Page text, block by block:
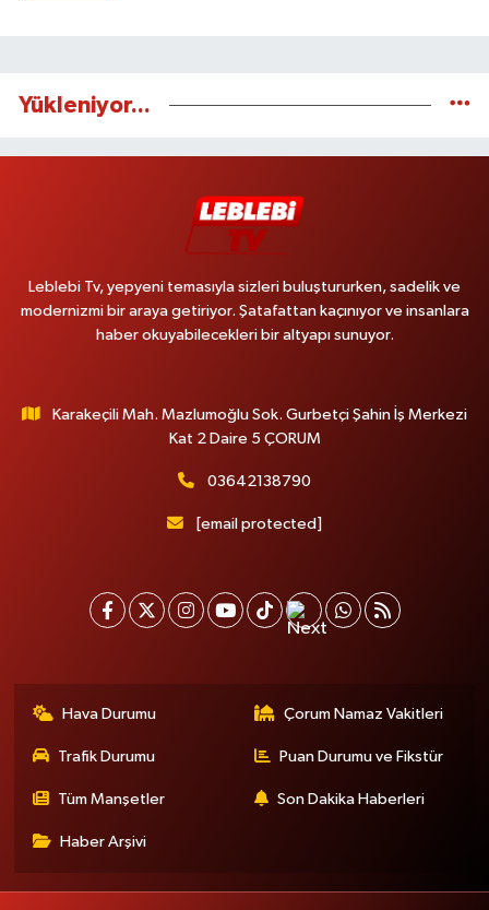
Yükleniyor...
Leblebi Tv, yepyeni temasıyla sizleri buluştururken, sadelik ve
modernizmi bir araya getiriyor. Şatafattan kaçınıyor ve insanlara
haber okuyabilecekleri bir altyapı sunuyor.
Karakeçili Mah. Mazlumoğlu Sok. Gurbetçi Şahin İş Merkezi
Kat 2 Daire 5 ÇORUM
03642138790
[email protected]
Hava Durumu Çorum Namaz Vakitleri
Trafik Durumu Puan Durumu ve Fikstür
Tüm Manşetler Son Dakika Haberleri
Haber Arşivi